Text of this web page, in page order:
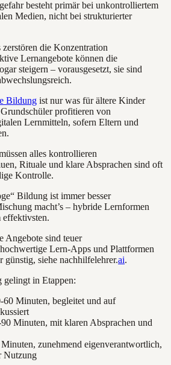
besteht primär bei unkontrolliertem
Medien, nicht bei strukturierter
zerstören die Konzentration
Lernangebote können die
steigern – vorausgesetzt, sie sind
Bildung ist nur was für ältere Kinder
profitieren von
Lernmitteln, sofern Eltern und
alles kontrollieren
Rituale und klare Absprachen sind oft
Kontrolle.
Bildung ist immer besser
macht’s – hybride Lernformen
effektivsten.
Angebote sind teuer
Lern-Apps und Plattformen
günstig, siehe nachhilfelehrer.ai.
gelingt in Etappen:
60 Minuten, begleitet und auf
Minuten, mit klaren Absprachen und
zunehmend eigenverantwortlich,
Nutzung